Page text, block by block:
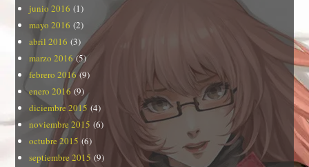
junio 2016 (1)
mayo 2016 (2)
abril 2016 (3)
marzo 2016(5)
febrero 2016(9)
enero 2016 (9)
diciembre 2015 (4)
noviembre 2015 (6)
octubre 2015 (6)
septiembre 2015 (9)